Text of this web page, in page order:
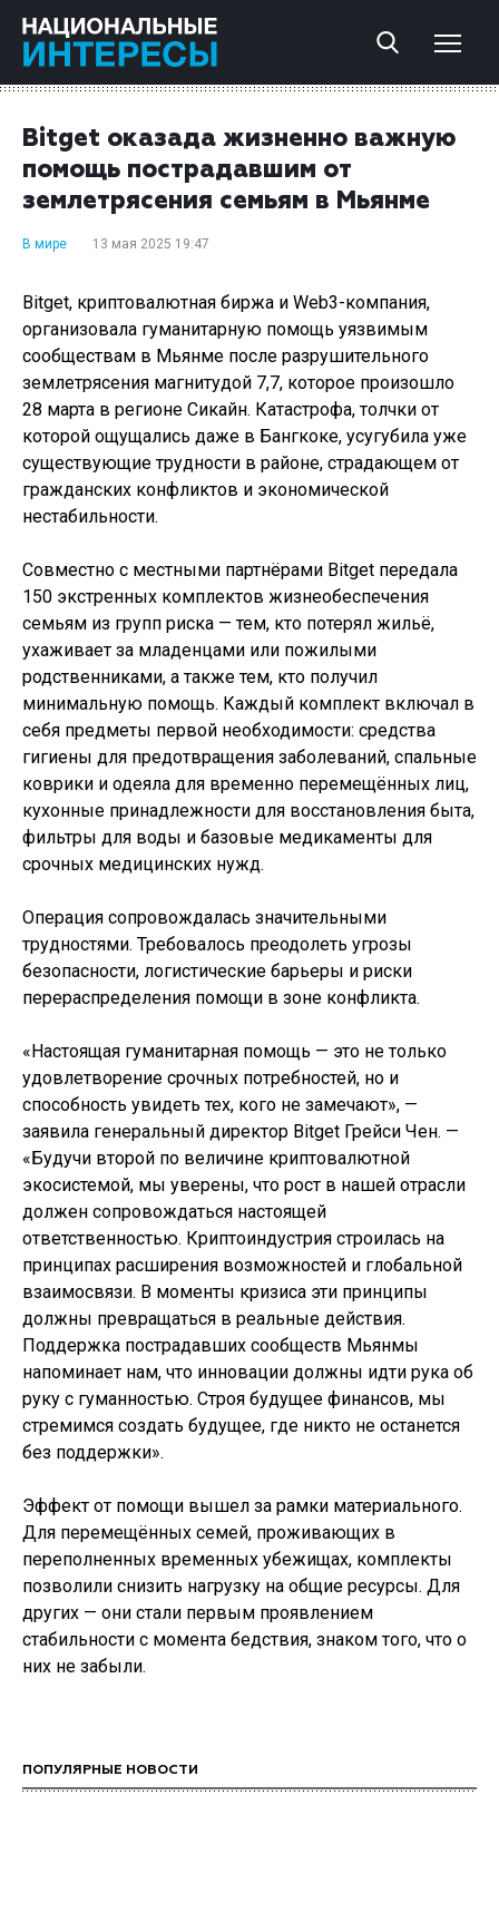
Bitget оказада жизненно важную
помощь пострадавшим от
землетрясения семьям в Мьянме
В мире 13 мая 2025 19:47
Bitget, криптовалютная биржа и Web3-компания,
организовала гуманитарную помощь уязвимым
сообществам в Мьянме после разрушительного
землетрясения магнитудой 7,7, которое произошло
28 марта в регионе Сикайн. Катастрофа, толчки от
которой ощущались даже в Бангкоке, усугубила уже
существующие трудности в районе, страдающем от
гражданских конфликтов и экономической
нестабильности.
Совместно с местными партнёрами Bitget передала
150 экстренных комплектов жизнеобеспечения
семьям из групп риска — тем, кто потерял жильё,
ухаживает за младенцами или пожилыми
родственниками, а также тем, кто получил
минимальную помощь. Каждый комплект включал в
себя предметы первой необходимости: средства
гигиены для предотвращения заболеваний, спальные
коврики и одеяла для временно перемещённых лиц,
кухонные принадлежности для восстановления быта,
фильтры для воды и базовые медикаменты для
срочных медицинских нужд.
Операция сопровождалась значительными
трудностями. Требовалось преодолеть угрозы
безопасности, логистические барьеры и риски
перераспределения помощи в зоне конфликта.
«Настоящая гуманитарная помощь — это не только
удовлетворение срочных потребностей, но и
способность увидеть тех, кого не замечают», —
заявила генеральный директор Bitget Грейси Чен. —
«Будучи второй по величине криптовалютной
экосистемой, мы уверены, что рост в нашей отрасли
должен сопровождаться настоящей
ответственностью. Криптоиндустрия строилась на
принципах расширения возможностей и глобальной
взаимосвязи. В моменты кризиса эти принципы
должны превращаться в реальные действия.
Поддержка пострадавших сообществ Мьянмы
напоминает нам, что инновации должны идти рука об
руку с гуманностью. Строя будущее финансов, мы
стремимся создать будущее, где никто не останется
без поддержки».
Эффект от помощи вышел за рамки материального.
Для перемещённых семей, проживающих в
переполненных временных убежищах, комплекты
позволили снизить нагрузку на общие ресурсы. Для
других — они стали первым проявлением
стабильности с момента бедствия, знаком того, что о
них не забыли.
ПОПУЛЯРНЫЕ НОВОСТИ